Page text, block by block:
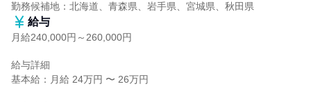
勤務候補地：北海道、青森県、岩手県、宮城県、秋田県
給与
月給240,000円～260,000円
給与詳細
基本給：月給 24万円 〜 26万円